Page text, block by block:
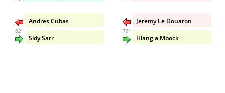
Andres Cubas
82'
Sidy Sarr
Jeremy Le Douaron
79'
Hiang a Mbock